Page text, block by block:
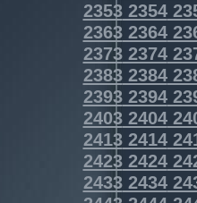
23532354
23632364
23732374
23832384
23932394
24032404
24132414
24232424
24332434